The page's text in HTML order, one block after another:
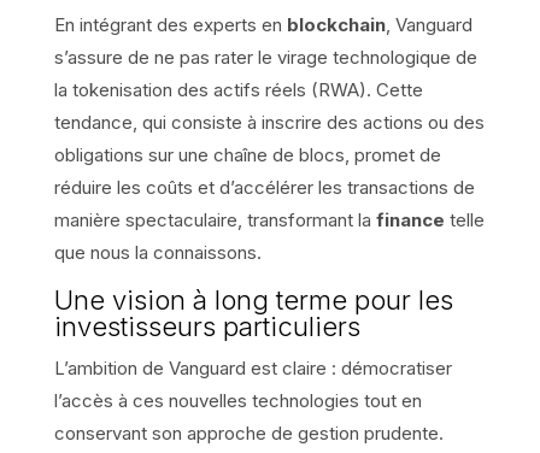
En intégrant des experts en blockchain, Vanguard
s’assure de ne pas rater le virage technologique de
la tokenisation des actifs réels (RWA). Cette
tendance, qui consiste à inscrire des actions ou des
obligations sur une chaîne de blocs, promet de
réduire les coûts et d’accélérer les transactions de
manière spectaculaire, transformant la finance telle
que nous la connaissons.
Une vision à long terme pour les
investisseurs particuliers
L’ambition de Vanguard est claire : démocratiser
l’accès à ces nouvelles technologies tout en
conservant son approche de gestion prudente.